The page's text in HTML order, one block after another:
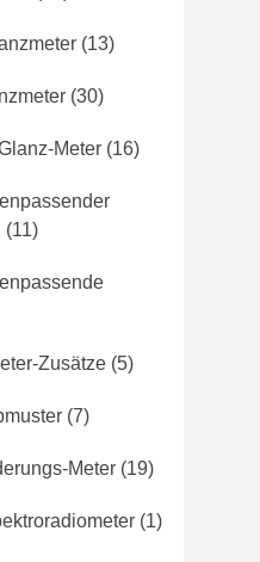
(13)
(30)
Meter (16)
(11)
Zusätze (5)
(7)
Meter (19)
(1)